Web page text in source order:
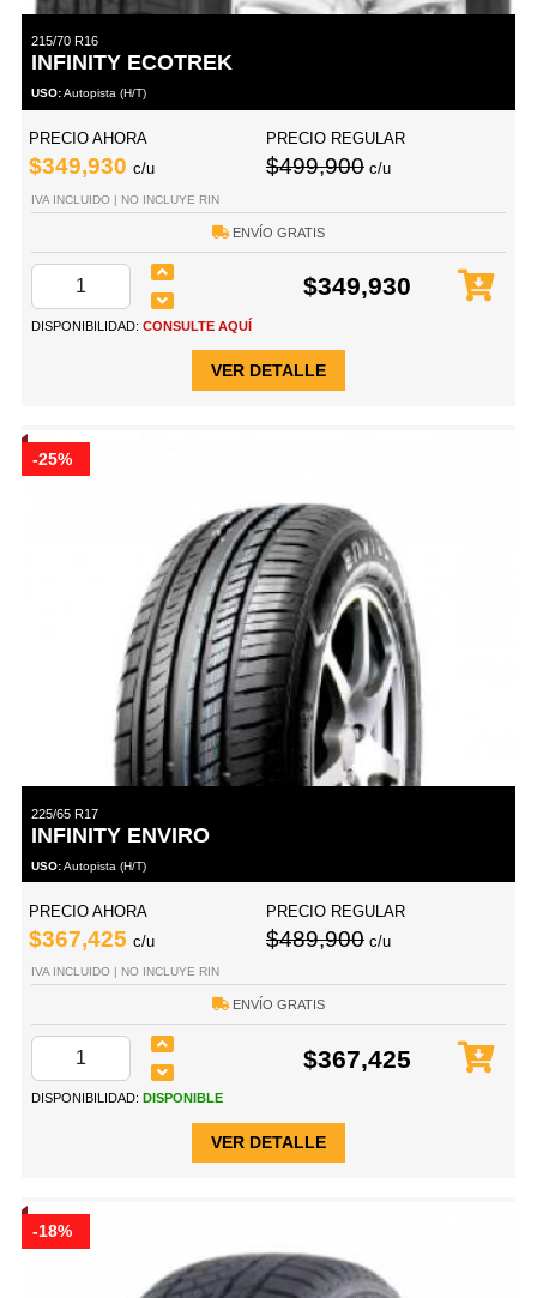
215/70 R16
INFINITY ECOTREK
USO:Autopista (H/T)
PRECIO AHORA
$349,930 c/u
PRECIO REGULAR
$499,900 c/u
IVA INCLUIDO | NO INCLUYE RIN
ENVÍO GRATIS
$349,930
DISPONIBILIDAD: CONSULTE AQUÍ
VER DETALLE
-25%
225/65 R17
INFINITY ENVIRO
USO:Autopista (H/T)
PRECIO AHORA
$367,425 c/u
PRECIO REGULAR
$489,900 c/u
IVA INCLUIDO | NO INCLUYE RIN
ENVÍO GRATIS
$367,425
DISPONIBILIDAD: DISPONIBLE
VER DETALLE
-18%